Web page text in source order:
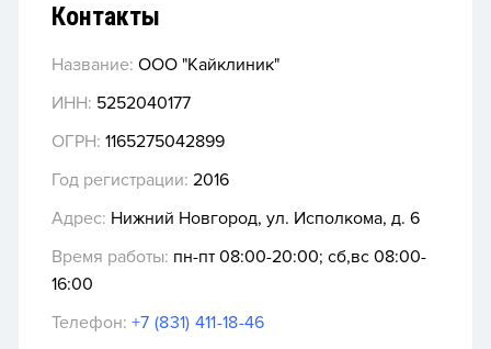
Контакты
Название: ООО "Кайклиник"
ИНН: 5252040177
ОГРН: 1165275042899
Год регистрации: 2016
Адрес: Нижний Новгород, ул. Исполкома, д. 6
Время работы: пн-пт 08:00-20:00; сб,вс 08:00-
16:00
Телефон: +7 (831) 411-18-46